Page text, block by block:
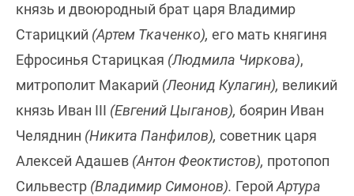
князь и двоюродный брат царя Владимир
Cтарицкий (Артем Ткаченко), его мать княгиня
Ефросинья Старицкая (Людмила Чиркова),
митрополит Макарий (Леонид Кулагин), великий
князь Иван III (Евгений Цыганов), боярин Иван
Челяднин (Никита Панфилов), советник царя
Алексей Адашев (Антон Феоктистов), протопоп
Сильвестр (Владимир Симонов). ГеройАртура